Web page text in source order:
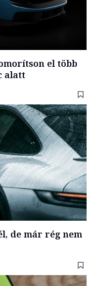
el több
alatt
de már rég nem